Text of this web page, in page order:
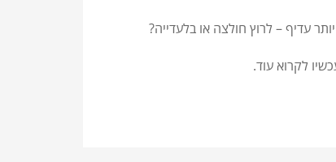
עדיף – לרוץ חולצה או בלעדייה?
לקרוא עוד.